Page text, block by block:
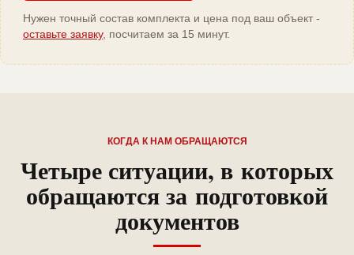
Нужен точный состав комплекта и цена под ваш объект -
оставьте заявку, посчитаем за 15 минут.
КОГДА К НАМ ОБРАЩАЮТСЯ
Четыре ситуации, в которых
обращаются за подготовкой
документов